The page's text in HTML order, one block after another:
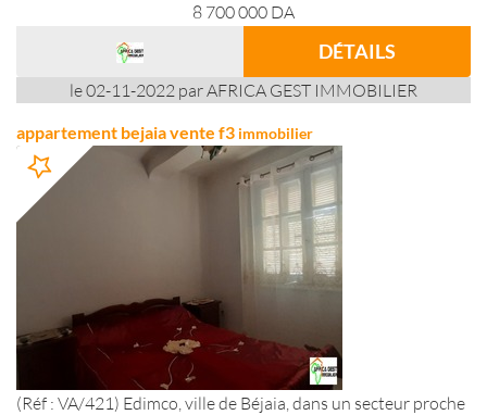
8 700 000 DA
DÉTAILS
le 02-11-2022 par AFRICA GEST IMMOBILIER
appartement bejaia vente f3 immobilier
(Réf : VA/421) Edimco, ville de Béjaia, dans un secteur proche